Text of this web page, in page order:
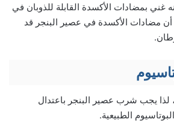
غني بمضادات الأكسدة القابلة للذوبان في
أن مضادات الأكسدة في عصير البنجر قد
لذا يجب شرب عصير البنجر باعتدال
الطبيعية.